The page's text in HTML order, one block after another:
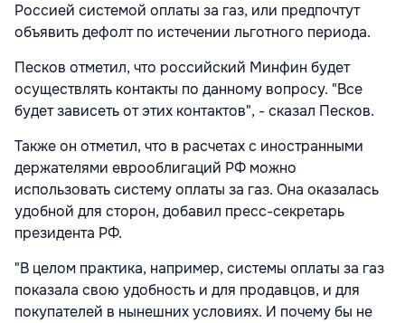
Россией системой оплаты за газ, или предпочтут
объявить дефолт по истечении льготного периода.
Песков отметил, что российский Минфин будет
осуществлять контакты по данному вопросу. "Все
будет зависеть от этих контактов", - сказал Песков.
Также он отметил, что в расчетах с иностранными
держателями еврооблигаций РФ можно
использовать систему оплаты за газ. Она оказалась
удобной для сторон, добавил пресс-секретарь
президента РФ.
"В целом практика, например, системы оплаты за газ
показала свою удобность и для продавцов, и для
покупателей в нынешних условиях. И почему бы не